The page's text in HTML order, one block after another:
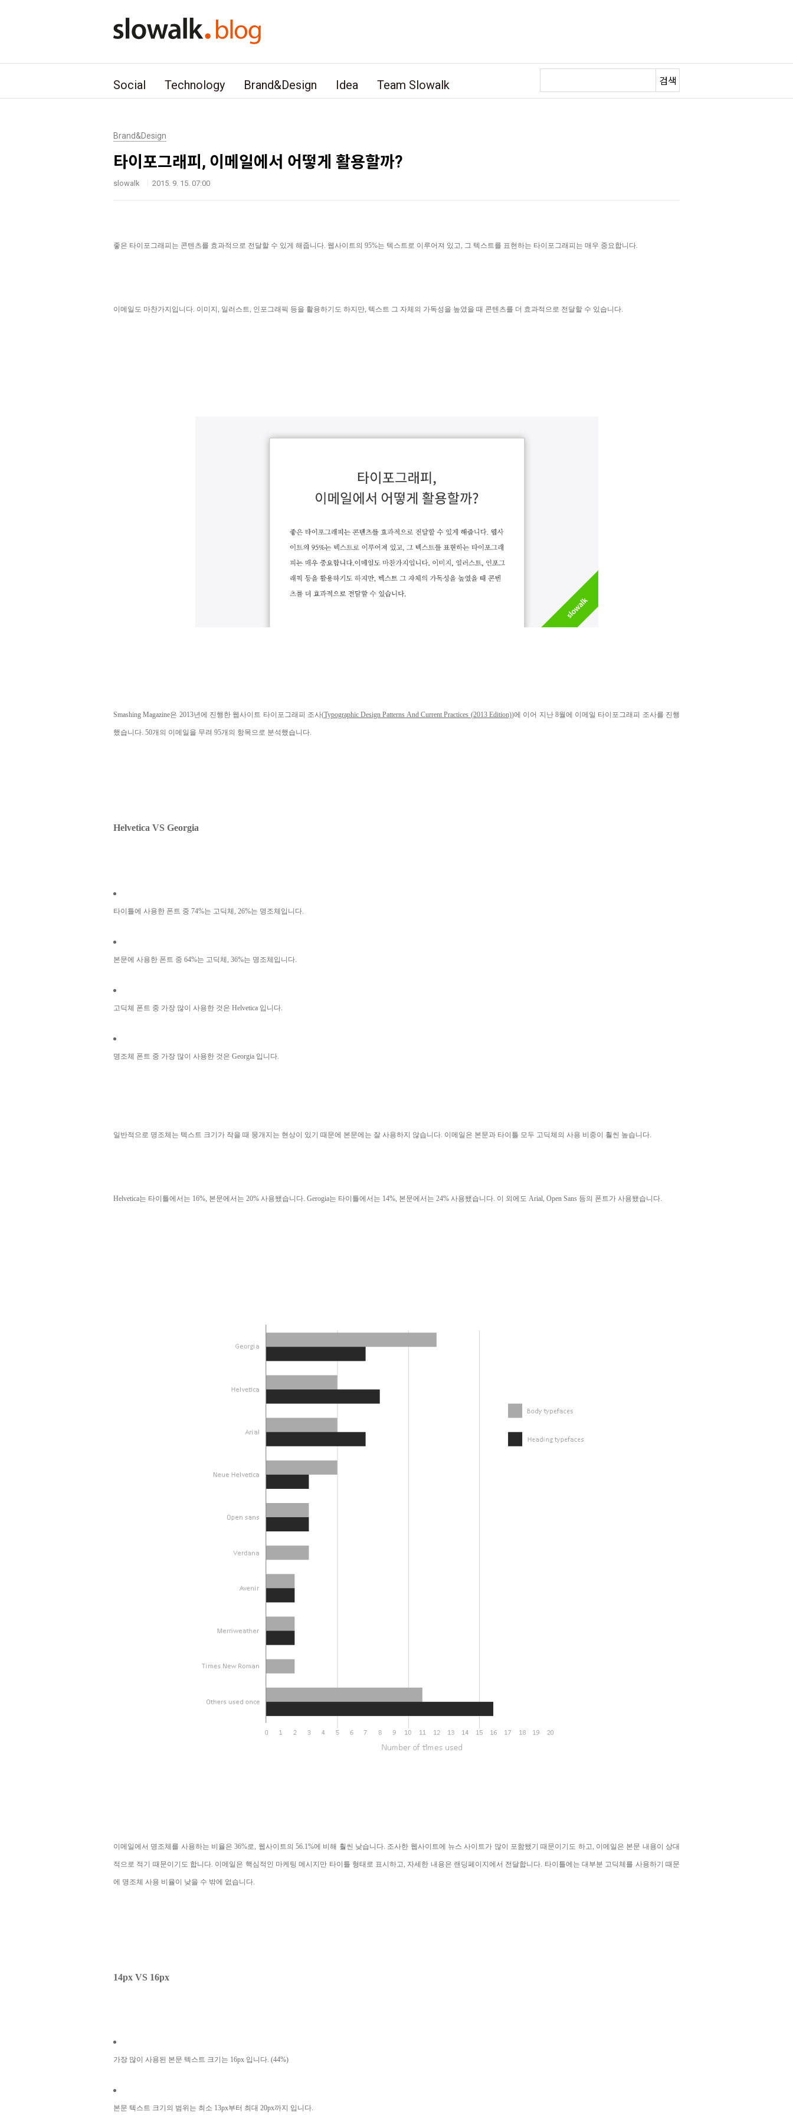
Social Technology Brand&Design Idea Team Slowalk 검색
Brand&Design
타이포그래피, 이메일에서 어떻게 활용할까?
slowalk 2015. 9. 15. 07:00
좋은 타이포그래피는 콘텐츠를 효과적으로 전달할 수 있게 해줍니다. 웹사이트의 95%는 텍스트로 이루어져 있고, 그 텍스트를 표현하는 타이포그래피는 매우 중요합니다.
이메일도 마찬가지입니다. 이미지, 일러스트, 인포그래픽 등을 활용하기도 하지만, 텍스트 그 자체의 가독성을 높였을 때 콘텐츠를 더 효과적으로 전달할 수 있습니다.
Smashing Magazine은 2013년에 진행한 웹사이트 타이포그래피 조사(Typographic Design Patterns And Current Practices (2013 Edition))에 이어 지난 8월에 이메일 타이포그래피 조사를 진행
했습니다. 50개의 이메일을 무려 95개의 항목으로 분석했습니다.
Helvetica VS Georgia
타이틀에 사용한 폰트 중 74%는 고딕체 , 26%는 명조체입니다.
본문에 사용한 폰트 중 64%는 고딕체 , 36%는 명조체 입니다.
고딕체 폰트 중 가장 많이 사용한 것은 Helvetica 입니다.
명조체 폰트 중 가장 많이 사용한 것은 Georgia 입니다.
일반적으로 명조체는 텍스트 크기가 작을 때 뭉개지는 현상이 있기 때문에 본문에는 잘 사용하지 않습니다. 이메일은 본문과 타이틀 모두 고딕체의 사용 비중이 훨씬 높습니다.
Helvetica는 타이틀에서는 16%, 본문에서는 20% 사용됐습니다. Gerogia는 타이틀에서는 14%, 본문에서는 24% 사용됐습니다. 이 외에도 Arial, Open Sans 등의 폰트가 사용됐습니다.
이메일에서 명조체를 사용하는 비율은 36%로, 웹사이트의 56.1%에 비해 훨씬 낮습니다. 조사한 웹사이트에 뉴스 사이트가 많이 포함됐기 때문이기도 하고, 이메일은 본문 내용이 상대
적으로 적기 때문이기도 합니다. 이메일은 핵심적인 마케팅 메시지만 타이틀 형태로 표시하고, 자세한 내용은 랜딩페이지에서 전달합니다. 타이틀에는 대부분 고딕체를 사용하기 때문
에 명조체 사용 비율이 낮을 수 밖에 없습니다.
14px VS 16px
가장 많이 사용된 본문 텍스트 크기는 16px 입니다. (44%)
본문 텍스트 크기의 범위는 최소 13px부터 최대 20px까지 입니다.